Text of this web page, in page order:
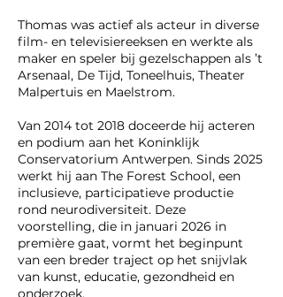
Thomas was actief als acteur in diverse
film- en televisiereeksen en werkte als
maker en speler bij gezelschappen als ’t
Arsenaal, De Tijd, Toneelhuis, Theater
Malpertuis en Maelstrom.
Van 2014 tot 2018 doceerde hij acteren
en podium aan het Koninklijk
Conservatorium Antwerpen. Sinds 2025
werkt hij aan The Forest School, een
inclusieve, participatieve productie
rond neurodiversiteit. Deze
voorstelling, die in januari 2026 in
première gaat, vormt het beginpunt
van een breder traject op het snijvlak
van kunst, educatie, gezondheid en
onderzoek.